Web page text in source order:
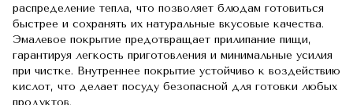
распределение тепла, что позволяет блюдам готовиться
быстрее и сохранять их натуральные вкусовые качества.
Эмалевое покрытие предотвращает прилипание пищи,
гарантируя легкость приготовления и минимальные усилия
при чистке. Внутреннее покрытие устойчиво к воздействию
кислот, что делает посуду безопасной для готовки любых
продуктов.